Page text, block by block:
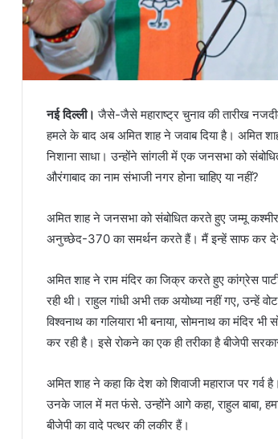
नई दिल्ली। जैसे-जैसे महाराष्ट्र चुनाव की तारीख
हमले के बाद अब अमित शाह ने जवाब दिया है। अमित
निशाना साधा। उन्होंने सांगली में एक जनसभा को
औरंगाबाद का नाम संभाजी नगर होना चाहिए या नहीं?
अमित शाह ने जनसभा को संबोधित करते हुए जम्मू
अनुच्छेद-370 का समर्थन करते हैं। मैं इन्हें साफ कर
अमित शाह ने राम मंदिर का जिक्र करते हुए कांग्रेस
रही थी। राहुल गांधी अभी तक अयोध्या नहीं गए,
विश्वनाथ का गलियारा भी बनाया, सोमनाथ का मंदिर
कर रही है। इसे रोकने का एक ही तरीका है बीजेपी
अमित शाह ने कहा कि देश को शिवाजी महाराज पर गर्व
उनके जाल में मत फंसे. उन्होंने आगे कहा, राहुल बाबा,
बीजेपी का वादे पत्थर की लकीर हैं।